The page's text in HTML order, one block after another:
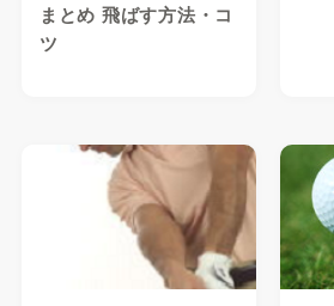
まとめ 飛ばす方法・コ
ツ